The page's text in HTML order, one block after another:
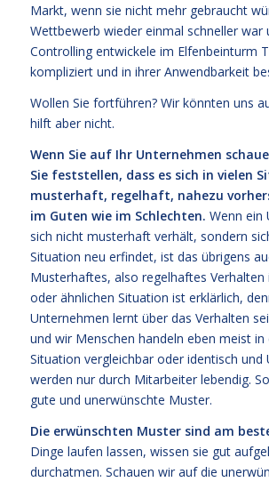
Markt, wenn sie nicht mehr gebraucht
Wettbewerb wieder einmal schneller war
Controlling entwickele im Elfenbeinturm
kompliziert und in ihrer Anwendbarkeit
Wollen Sie fortführen? Wir könnten uns
hilft aber nicht.
Wenn Sie auf Ihr Unternehmen
Sie feststellen, dass es sich in vielen
musterhaft, regelhaft, nahezu
im Guten wie im Schlechten. Wenn ein
sich nicht musterhaft verhält, sondern
Situation neu erfindet, ist das übrigens
Musterhaftes, also regelhaftes Verhalten
oder ähnlichen Situation ist erklärlich,
Unternehmen lernt über das Verhalten
und wir Menschen handeln eben meist in
Situation vergleichbar oder identisch und
werden nur durch Mitarbeiter lebendig.
gute und unerwünschte Muster.
Die erwünschten Muster sind am
Dinge laufen lassen, wissen sie gut
durchatmen. Schauen wir auf die